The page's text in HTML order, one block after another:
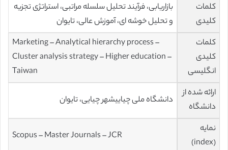
کلمات
کلیدی
بازاریابی، فرآیند تحلیل سلسله مراتبی، استراتژی تجزیه
و تحلیل خوشه ای، آموزش عالی، تایوان
کلمات
کلیدی
انگلیسی
Marketing – Analytical hierarchy process –
Cluster analysis strategy – Higher education –
Taiwan
ارائه شده از
دانشگاه
دانشگاه ملی چیاییشهر چیایی، تایوان
نمایه
(index)
Scopus – Master Journals – JCR